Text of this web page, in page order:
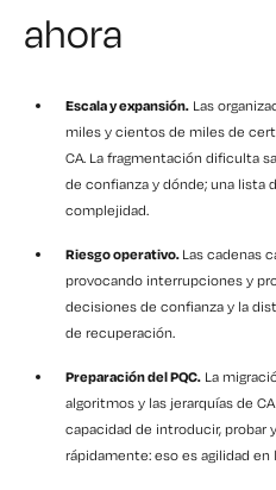
ahora
Escala y expansión. Las
miles y cientos de miles de
CA. La fragmentación dificulta
de confianza y dónde; una lista
complejidad.
Riesgo operativo. Las cadenas
provocando interrupciones y
decisiones de confianza y la
de recuperación.
Preparación del PQC. La
algoritmos y las jerarquías de
capacidad de introducir, probar
rápidamente: eso es agilidad en